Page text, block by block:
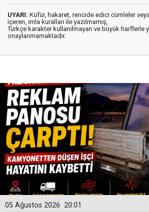
UYARI: Küfür, hakaret, rencide edici cümleler
içeren, imla kuralları ile yazılmamış,
Türkçe karakter kullanılmayan ve büyük harflerle
onaylanmamaktadır.
20:01
05 Ağustos 2026